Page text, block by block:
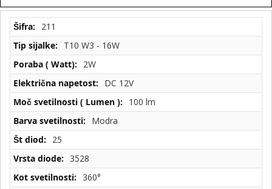
Tehnične
specifikacije
211
T10 W3 - 16W
2W
DC 12V
100 lm
Modra
25
3528
360°